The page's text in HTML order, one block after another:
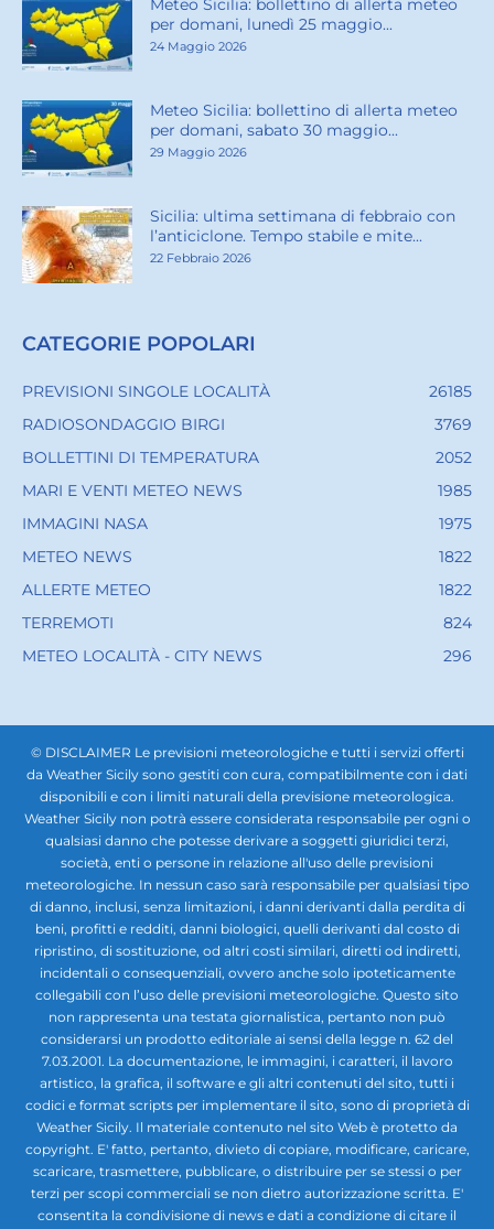
Meteo Sicilia: bollettino di allerta meteo
per domani, lunedì 25 maggio...
24 Maggio 2026
Meteo Sicilia: bollettino di allerta meteo
per domani, sabato 30 maggio...
29 Maggio 2026
Sicilia: ultima settimana di febbraio con
l’anticiclone. Tempo stabile e mite...
22 Febbraio 2026
CATEGORIE POPOLARI
PREVISIONI SINGOLE LOCALITÀ
26185
RADIOSONDAGGIO BIRGI
3769
BOLLETTINI DI TEMPERATURA
2052
MARI E VENTI METEO NEWS
1985
IMMAGINI NASA
1975
METEO NEWS
1822
ALLERTE METEO
1822
TERREMOTI
824
METEO LOCALITÀ - CITY NEWS
296
© DISCLAIMER Le previsioni meteorologiche e tutti i servizi offerti
da Weather Sicily sono gestiti con cura, compatibilmente con i dati
disponibili e con i limiti naturali della previsione meteorologica.
Weather Sicily non potrà essere considerata responsabile per ogni o
qualsiasi danno che potesse derivare a soggetti giuridici terzi,
società, enti o persone in relazione all'uso delle previsioni
meteorologiche. In nessun caso sarà responsabile per qualsiasi tipo
di danno, inclusi, senza limitazioni, i danni derivanti dalla perdita di
beni, profitti e redditi, danni biologici, quelli derivanti dal costo di
ripristino, di sostituzione, od altri costi similari, diretti od indiretti,
incidentali o consequenziali, ovvero anche solo ipoteticamente
collegabili con l’uso delle previsioni meteorologiche. Questo sito
non rappresenta una testata giornalistica, pertanto non può
considerarsi un prodotto editoriale ai sensi della legge n. 62 del
7.03.2001. La documentazione, le immagini, i caratteri, il lavoro
artistico, la grafica, il software e gli altri contenuti del sito, tutti i
codici e format scripts per implementare il sito, sono di proprietà di
Weather Sicily. Il materiale contenuto nel sito Web è protetto da
copyright. E' fatto, pertanto, divieto di copiare, modificare, caricare,
scaricare, trasmettere, pubblicare, o distribuire per se stessi o per
terzi per scopi commerciali se non dietro autorizzazione scritta. E'
consentita la condivisione di news e dati a condizione di citare il